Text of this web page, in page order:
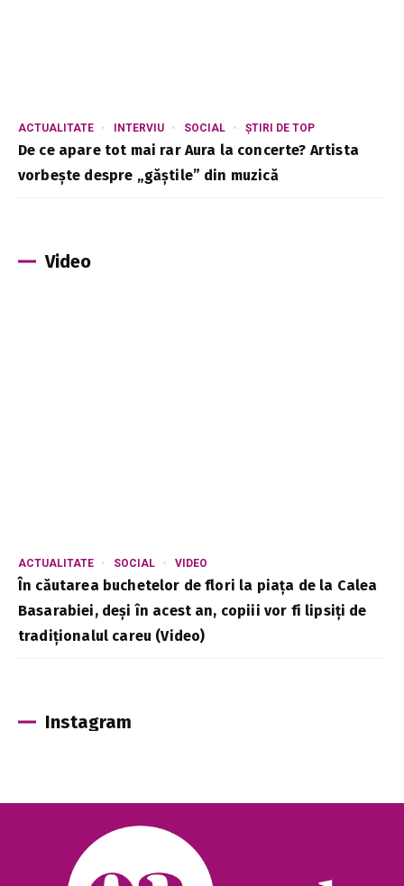
ACTUALITATE INTERVIU SOCIAL ȘTIRI DE TOP
De ce apare tot mai rar Aura la concerte? Artista
vorbește despre „găștile” din muzică
Video
ACTUALITATE SOCIAL VIDEO
În căutarea buchetelor de flori la piața de la Calea
Basarabiei, deși în acest an, copiii vor fi lipsiți de
tradiționalul careu (Video)
Instagram